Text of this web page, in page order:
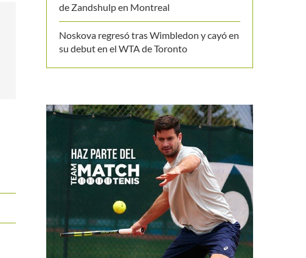
de Zandshulp en Montreal
Noskova regresó tras Wimbledon y cayó en
su debut en el WTA de Toronto